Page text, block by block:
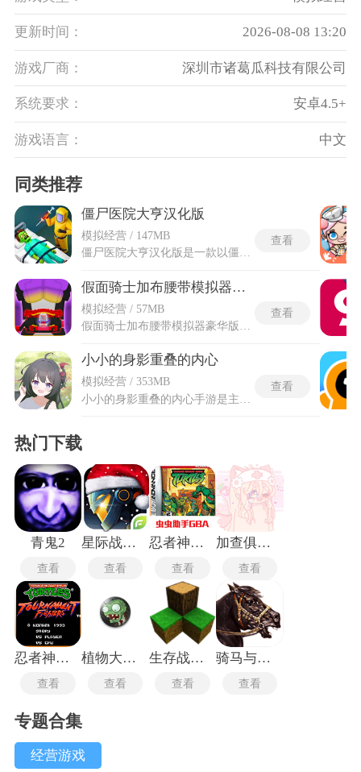
更新时间： 2026-08-08 13:20
游戏厂商： 深圳市诸葛瓜科技有限公司
系统要求： 安卓4.5+
游戏语言： 中文
同类推荐
僵尸医院大亨汉化版
模拟经营 / 147MB
僵尸医院大亨汉化版是一款以僵尸治疗为主题的模拟经营类养成游戏，采用简约高清的3D画风构筑生动场景与角色形象。内置了针对中文用户的完全汉化包，所有菜单按钮、任务指引和剧情对白都替换为简体中文显示。玩法突破传统经营框架，玩家需要同时处理医疗救治和情绪安抚两项任务，稍有疏忽就可能引发恐怖事故。僵尸医院大亨最新汉化版引入了情绪监测机制，每位僵尸病人的健康状态旁边都配有直观的活跃度计量条。科室卫生等级直接决定治疗效率，病房通风系统和淋浴设备长期不清理会提升咬人事件发生概率。汉化版保留了游戏的完整数据包，总计包含数十种不同的僵尸病毒变种和百余款医疗设备。
查看
假面骑士加布腰带模拟器豪华版
模拟经营 / 57MB
查看
小小的身影重叠的内心
模拟经营 / 353MB
查看
热门下载
青鬼2
查看
星际战争异形入侵最新版
查看
忍者神龟安卓版
查看
加查俱乐部可爱屋
查看
忍者神龟格斗中文版
查看
植物大战僵尸TV触控版
查看
生存战争2.3插件版
查看
骑马与砍杀2中文版
查看
专题合集
经营游戏